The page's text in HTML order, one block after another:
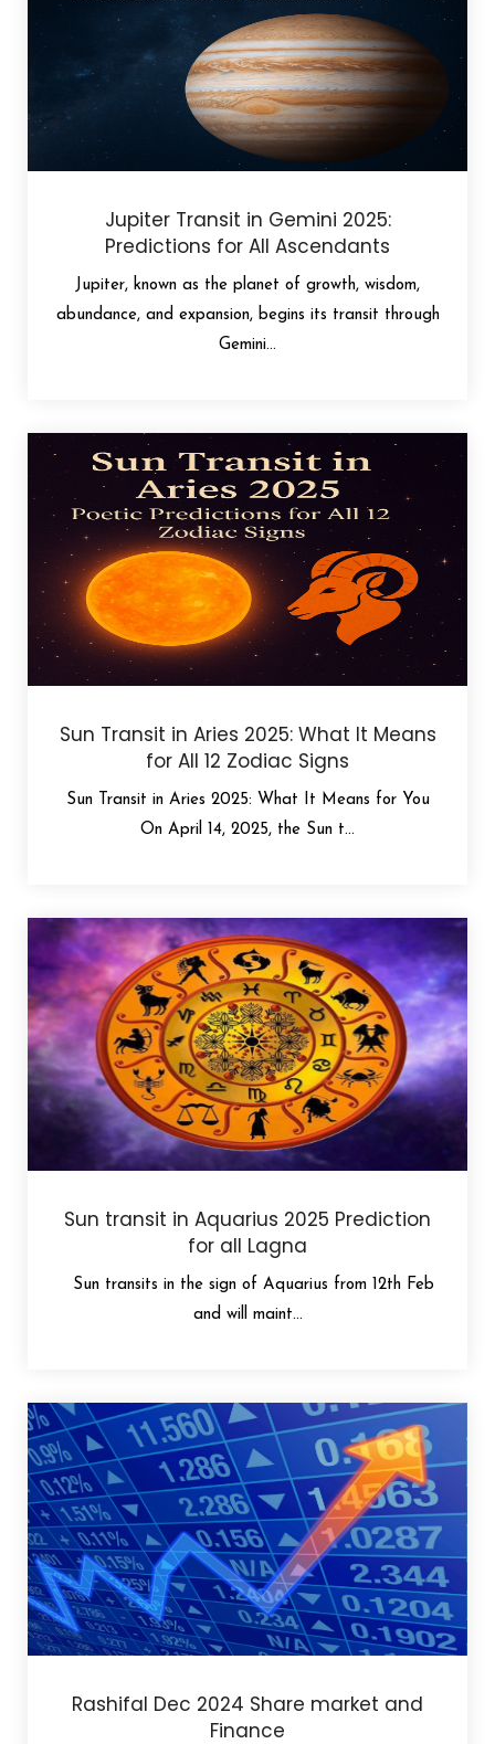
Jupiter Transit in Gemini 2025:
Predictions for All Ascendants
Jupiter, known as the planet of growth, wisdom,
abundance, and expansion, begins its transit through
Gemini...
Sun Transit in Aries 2025: What It Means
for All 12 Zodiac Signs
Sun Transit in Aries 2025: What It Means for You
On April 14, 2025, the Sun t...
Sun transit in Aquarius 2025 Prediction
for all Lagna
Sun transits in the sign of Aquarius from 12th Feb
and will maint...
Rashifal Dec 2024 Share market and
Finance